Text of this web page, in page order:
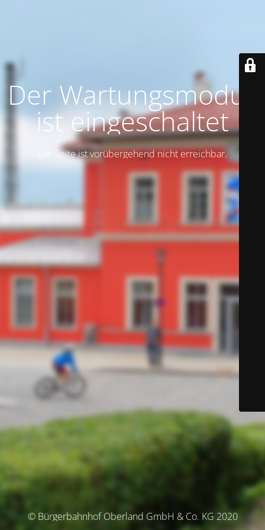
Der Wartungsmodus
ist eingeschaltet
Die Seite ist vorübergehend nicht erreichbar.
© Bürgerbahnhof Oberland GmbH & Co. KG 2020